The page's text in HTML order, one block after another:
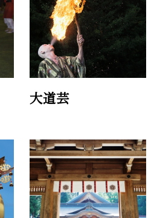
大道芸